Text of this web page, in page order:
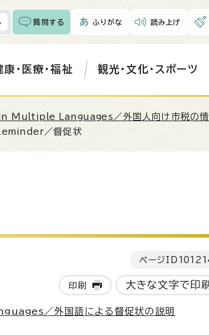
質問する ふりがな 読み上げ
康・医療・福祉 観光・文化・スポーツ
Multiple Languages ／外国人向け市税の
／督促状
ページID
印刷 大きな文字で印刷
／外国語による督促状の説明